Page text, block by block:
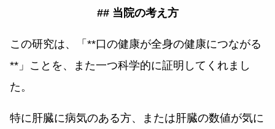
## 当院の考え方
この研究は、「**口の健康が全身の健康につながる
**」ことを、また一つ科学的に証明してくれまし
た。
特に肝臓に病気のある方、または肝臓の数値が気に